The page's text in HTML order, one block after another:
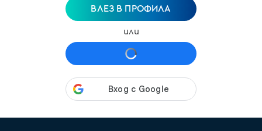
ВЛЕЗ В ПРОФИЛА
или